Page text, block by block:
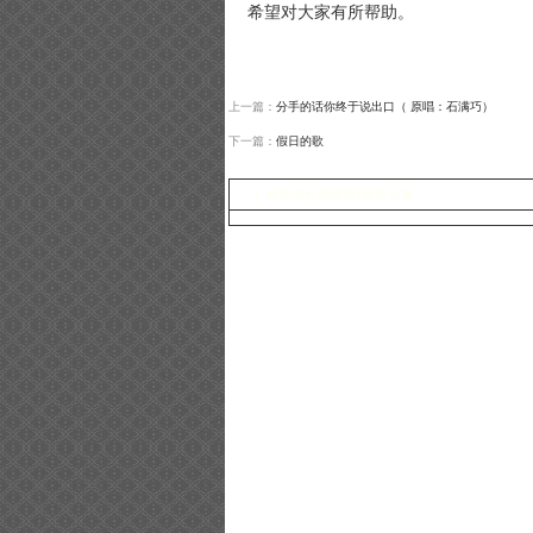
希望对大家有所帮助。
上一篇： 分手的话你终于说出口（ 原唱：石满巧）
下一篇： 假日的歌